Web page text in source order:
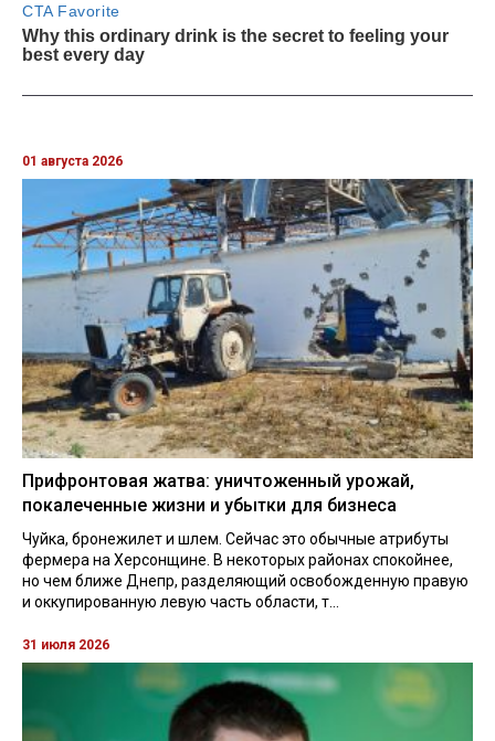
01 августа 2026
Прифронтовая жатва: уничтоженный урожай,
покалеченные жизни и убытки для бизнеса
Чуйка, бронежилет и шлем. Сейчас это обычные атрибуты
фермера на Херсонщине. В некоторых районах спокойнее,
но чем ближе Днепр, разделяющий освобожденную правую
и оккупированную левую часть области, т...
31 июля 2026